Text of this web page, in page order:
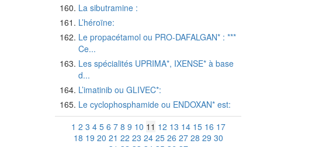
La sibutramine :
L’héroïne:
Le propacétamol ou PRO-DAFALGAN* : ***
Ce...
Les spécialités UPRIMA*, IXENSE* à base
d...
L’imatinib ou GLIVEC*:
Le cyclophosphamide ou ENDOXAN* est:
1 2 3 4 5 6 7 8 9 10 11 12 13 14 15 16 17
18 19 20 21 22 23 24 25 26 27 28 29 30